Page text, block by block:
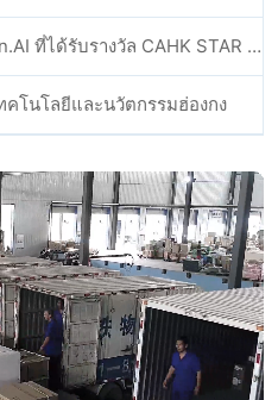
ขอแสดงความยินดีกับ eSign.AI ที่ได้รับรางวัล CAHK STAR Award 2025
คโนโลยีและนวัตกรรมฮ่องกง